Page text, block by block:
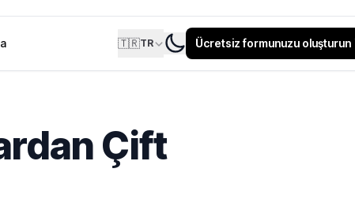
🇹🇷TR Ücretsiz formunuzu oluşturun
Çift